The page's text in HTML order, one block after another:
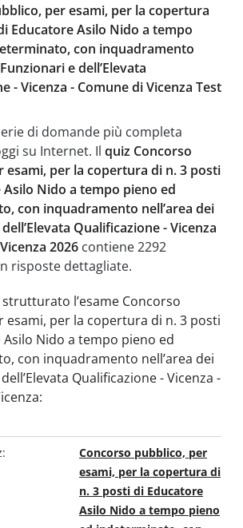
per esami, per la copertura
Educatore Asilo Nido a tempo
con inquadramento
e dell’Elevata
- Vicenza - Comune di Vicenza Test
di domande più completa
su Internet. Il quiz Concorso
esami, per la copertura di n. 3 posti
Nido a tempo pieno ed
con inquadramento nell’area dei
Qualificazione - Vicenza
2026 contiene 2292
risposte dettagliate.
strutturato l’esame Concorso
esami, per la copertura di n. 3 posti
Nido a tempo pieno ed
con inquadramento nell’area dei
Qualificazione - Vicenza -
Concorso pubblico, per
esami, per la copertura di
n. 3 posti di Educatore
Asilo Nido a tempo pieno